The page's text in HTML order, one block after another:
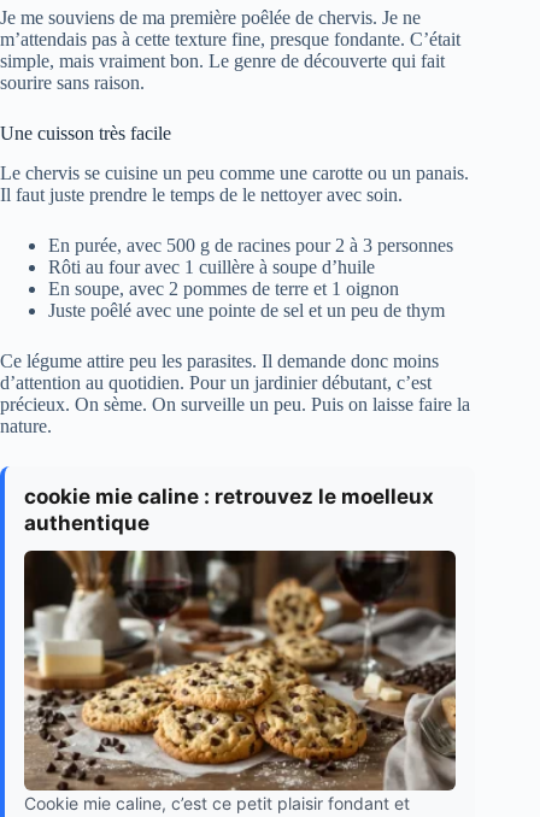
Je me souviens de ma première poêlée de chervis. Je ne
m’attendais pas à cette texture fine, presque fondante. C’était
simple, mais vraiment bon. Le genre de découverte qui fait
sourire sans raison.
Une cuisson très facile
Le chervis se cuisine un peu comme une carotte ou un panais.
Il faut juste prendre le temps de le nettoyer avec soin.
En purée, avec 500 g de racines pour 2 à 3 personnes
Rôti au four avec 1 cuillère à soupe d’huile
En soupe, avec 2 pommes de terre et 1 oignon
Juste poêlé avec une pointe de sel et un peu de thym
Ce légume attire peu les parasites. Il demande donc moins
d’attention au quotidien. Pour un jardinier débutant, c’est
précieux. On sème. On surveille un peu. Puis on laisse faire la
nature.
cookie mie caline : retrouvez le moelleux
authentique
Cookie mie caline, c’est ce petit plaisir fondant et